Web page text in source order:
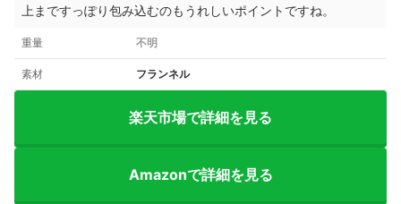
上まですっぽり包み込むのもうれしいポイントですね。
重量 不明
素材 フランネル
楽天市場で詳細を見る
Amazonで詳細を見る